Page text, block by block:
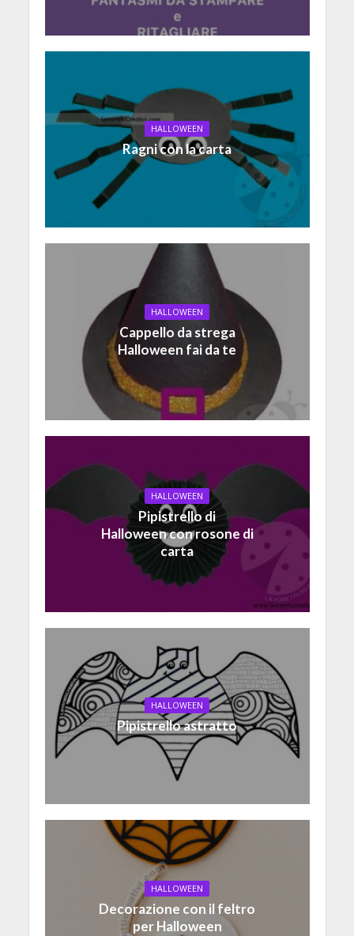
HALLOWEEN
Ragni con la carta
HALLOWEEN
Cappello da strega
Halloween fai da te
HALLOWEEN
Pipistrello di
Halloween con rosone di
carta
HALLOWEEN
Pipistrello astratto
HALLOWEEN
Decorazione con il feltro
per Halloween